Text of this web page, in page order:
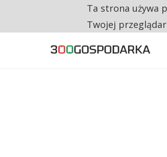
NA JEDEN WAKAT
Ta strona używa
Twojej